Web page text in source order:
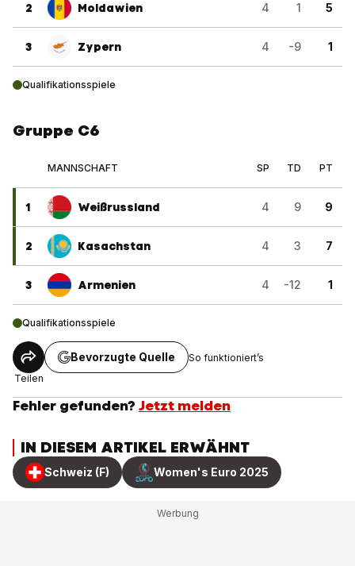
2 Moldawien 4 1 5
3 Zypern 4 -9 1
Qualifikationsspiele
Gruppe C6
MANNSCHAFT SP TD PT
1 Weißrussland 4 9 9
2 Kasachstan 4 3 7
3 Armenien 4 -12 1
Qualifikationsspiele
Teilen
Bevorzugte Quelle So funktioniert’s
Fehler gefunden? Jetzt melden
IN DIESEM ARTIKEL ERWÄHNT
Schweiz (F) Women's Euro 2025